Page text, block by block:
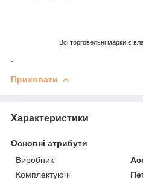
Всі торговельні марки є
Приховати
Характеристики
Основні атрибути
Виробник
Комплектуючі